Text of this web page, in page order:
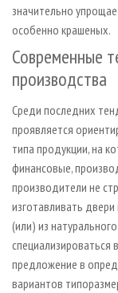
значительно
особенно крашеных.
Современные
производства
Среди последних
проявляется
типа продукции, на
финансовые,
производители не
изготавливать двери
(или) из
специализироваться
предложение в
вариантов